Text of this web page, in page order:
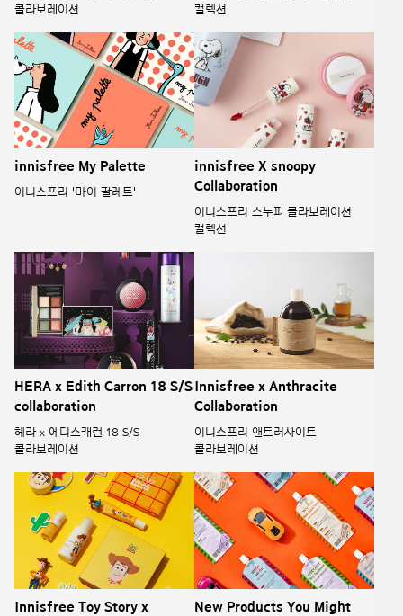
콜라보레이션
컬렉션
innisfree My Palette
이니스프리 '마이 팔레트'
innisfree X snoopy
Collaboration
이니스프리 스누피 콜라보레이션
컬렉션
HERA x Edith Carron 18 S/S
collaboration
헤라 x 에디스캐런 18 S/S
콜라보레이션
Innisfree x Anthracite
Collaboration
이니스프리 앤트러사이트
콜라보레이션
Innisfree Toy Story x
New Products You Might